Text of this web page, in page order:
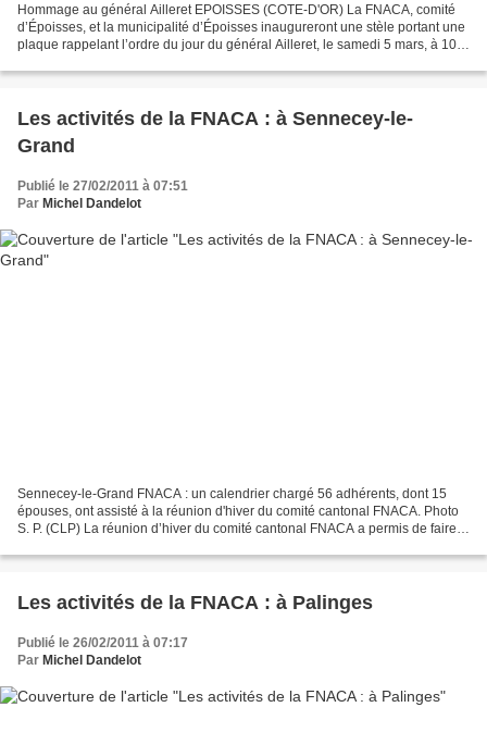
Hommage au général Ailleret EPOISSES (COTE-D'OR) La FNACA, comité
d’Époisses, et la municipalité d’Époisses inaugureront une stèle portant une
plaque rappelant l’ordre du jour du général Ailleret, le samedi 5 mars, à 10 h
Les activités de la FNACA : à Sennecey-le-
Grand
Publié le 27/02/2011 à 07:51
Par Michel Dandelot
Sennecey-le-Grand FNACA : un calendrier chargé 56 adhérents, dont 15
épouses, ont assisté à la réunion d'hiver du comité cantonal FNACA. Photo
S. P. (CLP) La réunion d’hiver du comité cantonal FNACA a permis de faire
Les activités de la FNACA : à Palinges
Publié le 26/02/2011 à 07:17
Par Michel Dandelot